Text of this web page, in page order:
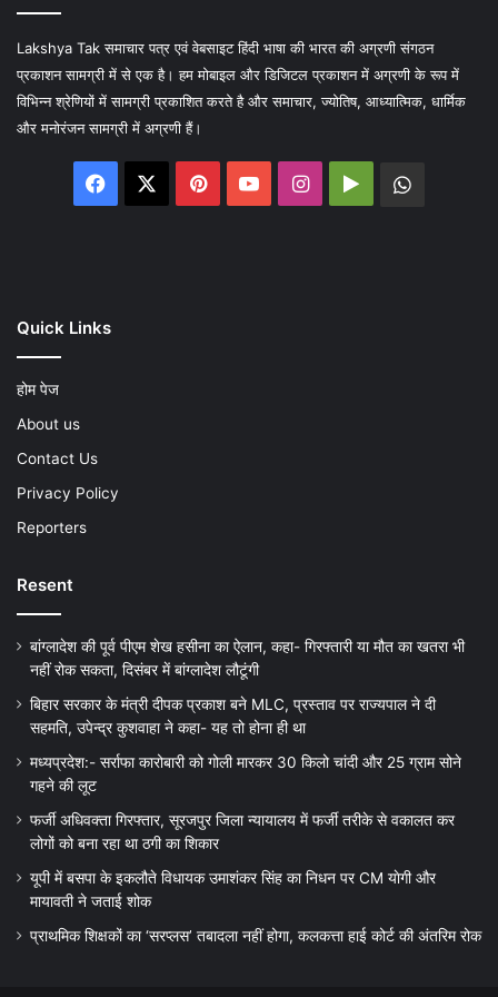
Lakshya Tak समाचार पत्र एवं वेबसाइट हिंदी भाषा की भारत की अग्रणी संगठन
प्रकाशन सामग्री में से एक है। हम मोबाइल और डिजिटल प्रकाशन में अग्रणी के रूप में
विभिन्न श्रेणियों में सामग्री प्रकाशित करते है और समाचार, ज्योतिष, आध्यात्मिक, धार्मिक
और मनोरंजन सामग्री में अग्रणी हैं।
Facebook PinterestYouTubeInstagram
Google
Quick Links
होम पेज
About us
Contact Us
Privacy Policy
Reporters
Resent
बांग्लादेश की पूर्व पीएम शेख हसीना का ऐलान, कहा- गिरफ्तारी या मौत का खतरा भी
नहीं रोक सकता, दिसंबर में बांग्लादेश लौटूंगी
बिहार सरकार के मंत्री दीपक प्रकाश बने MLC, प्रस्ताव पर राज्यपाल ने दी
सहमति, उपेन्द्र कुशवाहा ने कहा- यह तो होना ही था
मध्यप्रदेश:- सर्राफा कारोबारी को गोली मारकर 30 किलो चांदी और 25 ग्राम सोने
गहने की लूट
फर्जी अधिवक्ता गिरफ्तार, सूरजपुर जिला न्यायालय में फर्जी तरीके से वकालत कर
लोगों को बना रहा था ठगी का शिकार
यूपी में बसपा के इकलौते विधायक उमाशंकर सिंह का निधन पर CM याेगी और
मायावती ने जताई शोक
प्राथमिक शिक्षकों का ‘सरप्लस’ तबादला नहीं होगा, कलकत्ता हाई कोर्ट की अंतरिम रोक